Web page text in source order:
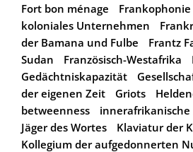
Fort bon ménage
Frankophonie
koloniales Unternehmen
der Bamana und Fulbe
Frantz
Sudan
Französisch-Westafrika
Gedächtniskapazität
der eigenen Zeit
Griots
betweenness
Jäger des Wortes
Klaviatur der
Kollegium der aufgedonnerten